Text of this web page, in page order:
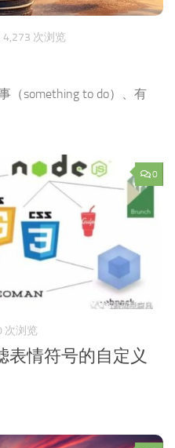
4,273 次浏览
（something to do）、有
0
次浏览
表情符号的自定义